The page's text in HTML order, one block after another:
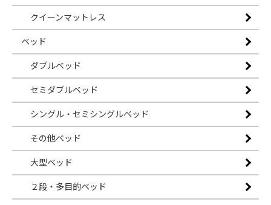
クイーンマットレス
ベッド
ダブルベッド
セミダブルベッド
シングル・セミシングルベッド
その他ベッド
大型ベッド
２段・多目的ベッド